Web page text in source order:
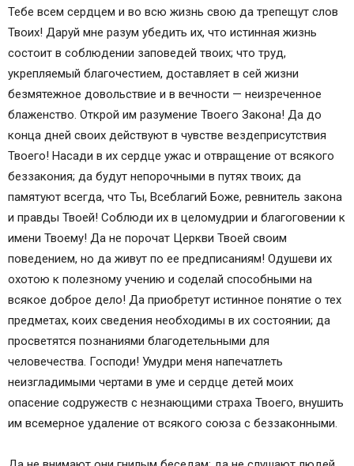
Тебе всем сердцем и во всю жизнь свою да трепещут слов
Твоих! Даруй мне разум убедить их, что истинная жизнь
состоит в соблюдении заповедей твоих; что труд,
укрепляемый благочестием, доставляет в сей жизни
безмятежное довольствие и в вечности — неизреченное
блаженство. Открой им разумение Твоего Закона! Да до
конца дней своих действуют в чувстве вездеприсутствия
Твоего! Насади в их сердце ужас и отвращение от всякого
беззакония; да будут непорочными в путях твоих; да
памятуют всегда, что Ты, Всеблагий Боже, ревнитель закона
и правды Твоей! Соблюди их в целомудрии и благоговении к
имени Твоему! Да не порочат Церкви Твоей своим
поведением, но да живут по ее предписаниям! Одушеви их
охотою к полезному учению и соделай способными на
всякое доброе дело! Да приобретут истинное понятие о тех
предметах, коих сведения необходимы в их состоянии; да
просветятся познаниями благодетельными для
человечества. Господи! Умудри меня напечатлеть
неизгладимыми чертами в уме и сердце детей моих
опасение содружеств с незнающими страха Твоего, внушить
им всемерное удаление от всякого союза с беззаконными.